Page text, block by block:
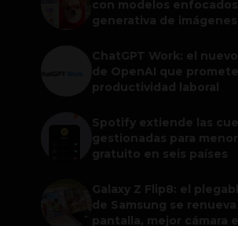
con modelos
generativa de imágenes
ChatGPT Work: el
de OpenAI que
productividad laboral
Spotify extiende las
gestionadas para
gratuito en seis países
Galaxy Z Flip8: el
de Samsung se
pantalla, mejor cámara